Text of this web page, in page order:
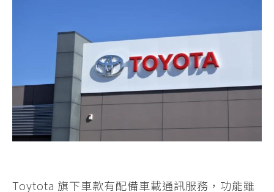
Toytota 旗下車款有配備車載通訊服務，功能雖